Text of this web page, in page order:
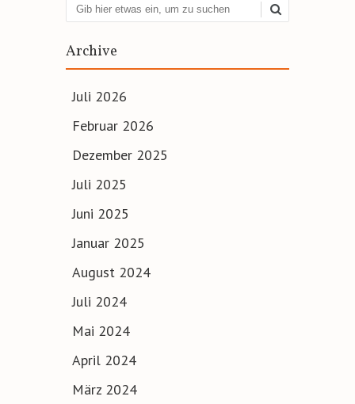
Suchen
Archive
Juli 2026
Februar 2026
Dezember 2025
Juli 2025
Juni 2025
Januar 2025
August 2024
Juli 2024
Mai 2024
April 2024
März 2024